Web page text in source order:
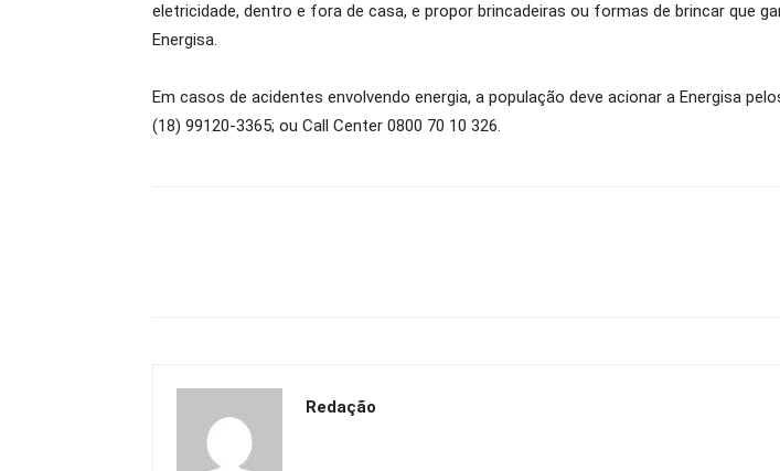
eletricidade, dentro e fora de casa, e propor brincadeiras ou formas de brincar que
Energisa.
Em casos de acidentes envolvendo energia, a população deve acionar a Energisa
(18) 99120-3365; ou Call Center 0800 70 10 326.
Redação